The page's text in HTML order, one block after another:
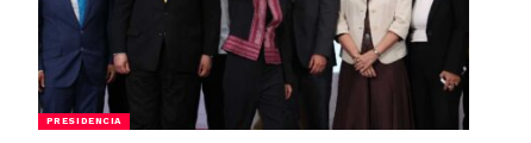
PRESIDENCIA